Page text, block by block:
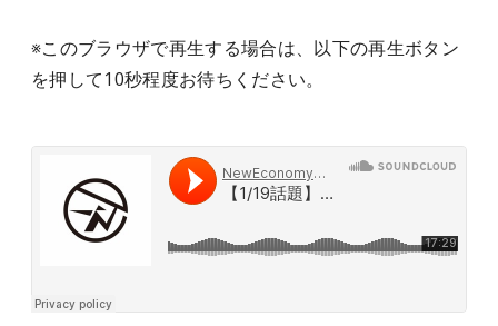
※このブラウザで再生する場合は、以下の再生ボタン
を押して10秒程度お待ちください。